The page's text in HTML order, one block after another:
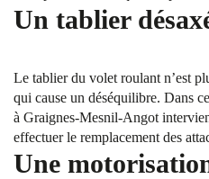
Un tablier
Le tablier du volet roulant n’est
qui cause un déséquilibre. Dans
à Graignes-Mesnil-Angot
effectuer le remplacement des
Une